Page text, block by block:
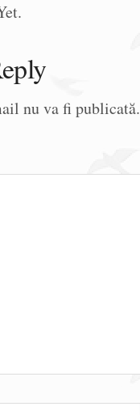
nu va fi publicată.